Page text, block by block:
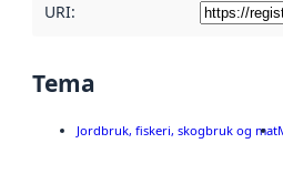
URI:
Tema
Jordbruk, fiskeri, skogbruk og mat